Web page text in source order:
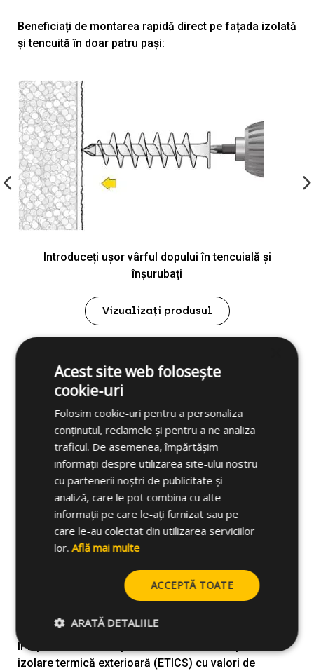
Beneficiați de montarea rapidă direct pe fațada izolată
și tencuită în doar patru pași:
Introduceți ușor vârful dopului în tencuială și
înșurubați
Vizualizați produsul
Sortimentul IPL
Diblul pentru materiale izolante IPL 90 extinde gama
IPL pentru fixarea rapidă a sistemelor compozite de
izolare termică exterioară (ETICS) cu valori de
Acest site web folosește
cookie-uri
Folosim cookie-uri pentru a personaliza
conținutul, reclamele și pentru a ne analiza
traficul. De asemenea, împărtășim
informații despre utilizarea site-ului nostru
cu partenerii noștri de publicitate și
analiză, care le pot combina cu alte
informații pe care le-ați furnizat sau pe
care le-au colectat din utilizarea serviciilor
lor.Află mai multe
ACCEPTĂ TOATE
ARATĂ DETALIILE